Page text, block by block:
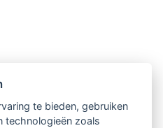
LVSC-
te bieden, gebruiken
technologieën zoals